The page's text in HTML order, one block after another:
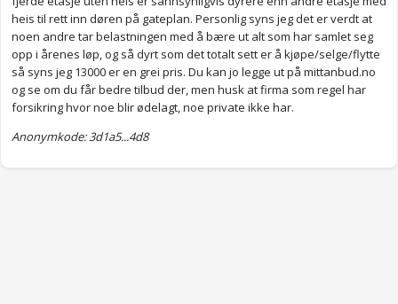
heis til rett inn døren på gateplan. Personlig syns jeg det er verdt at
noen andre tar belastningen med å bære ut alt som har samlet seg
opp i årenes løp, og så dyrt som det totalt sett er å kjøpe/selge/flytte
så syns jeg 13000 er en grei pris. Du kan jo legge ut på mittanbud.no
og se om du får bedre tilbud der, men husk at firma som regel har
forsikring hvor noe blir ødelagt, noe private ikke har.
Anonymkode: 3d1a5...4d8